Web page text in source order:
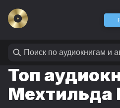
Топ
Мехтильда